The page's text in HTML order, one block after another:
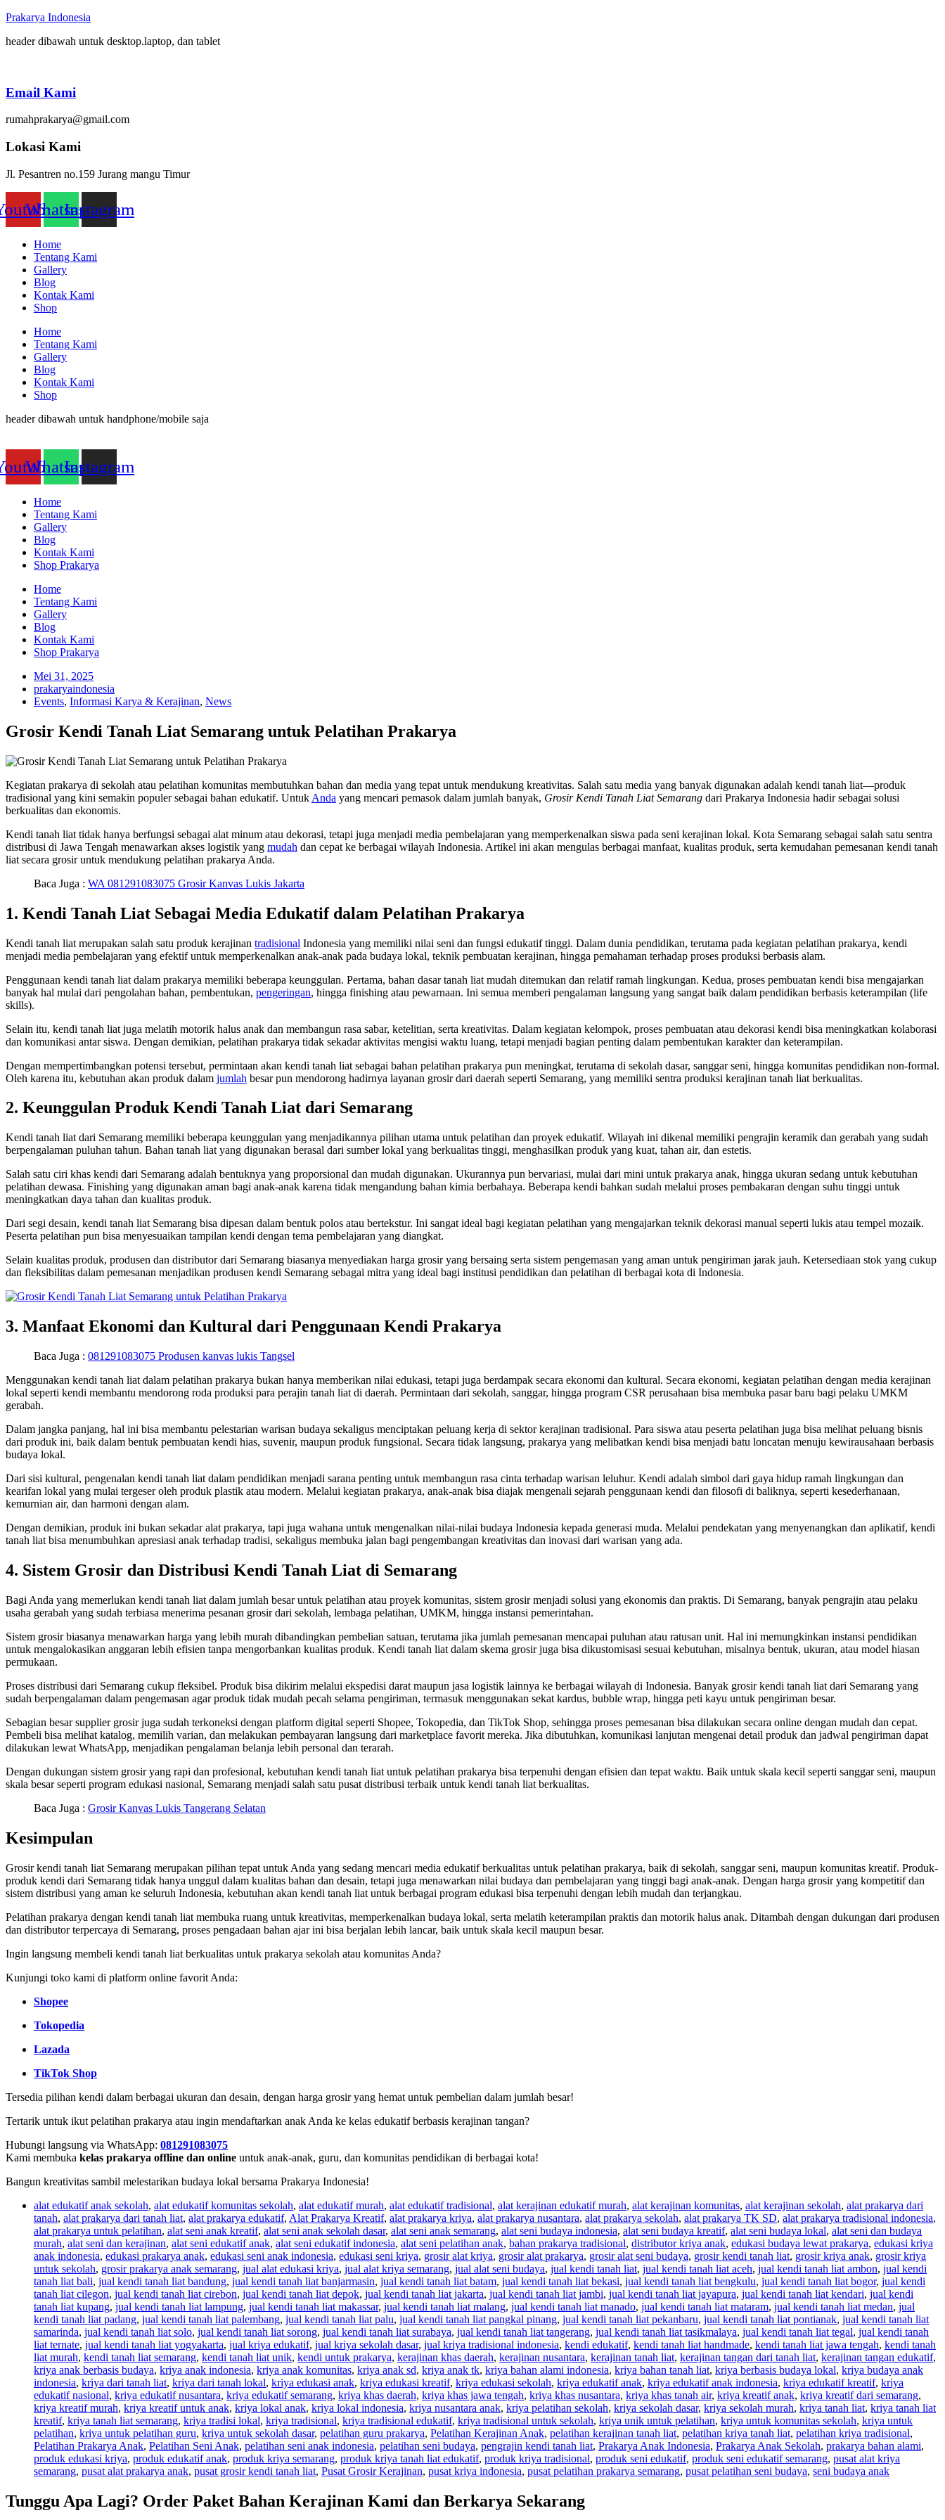
Prakarya Indonesia
header dibawah untuk desktop.laptop, dan tablet
Email Kami
rumahprakarya@gmail.com
Lokasi Kami
Jl. Pesantren no.159 Jurang mangu Timur
WhatsappInstagram
Home
Tentang Kami
Gallery
Blog
Kontak Kami
Shop
Home
Tentang Kami
Gallery
Blog
Kontak Kami
Shop
header dibawah untuk handphone/mobile saja
WhatsappInstagram
Home
Tentang Kami
Gallery
Blog
Kontak Kami
Shop Prakarya
Home
Tentang Kami
Gallery
Blog
Kontak Kami
Shop Prakarya
Mei 31, 2025
prakaryaindonesia
Events, Informasi Karya & Kerajinan, News
Grosir Kendi Tanah Liat Semarang untuk Pelatihan Prakarya
Kegiatan prakarya di sekolah atau pelatihan komunitas membutuhkan bahan dan media yang tepat untuk mendukung kreativitas. Salah satu media yang banyak digunakan adalah kendi tanah liat—produk
tradisional yang kini semakin populer sebagai bahan edukatif. Untuk Anda yang mencari pemasok dalam jumlah banyak, Grosir Kendi Tanah Liat Semarang dari Prakarya Indonesia hadir sebagai solusi
berkualitas dan ekonomis.
Kendi tanah liat tidak hanya berfungsi sebagai alat minum atau dekorasi, tetapi juga menjadi media pembelajaran yang memperkenalkan siswa pada seni kerajinan lokal. Kota Semarang sebagai salah satu sentra
distribusi di Jawa Tengah menawarkan akses logistik yang mudah dan cepat ke berbagai wilayah Indonesia. Artikel ini akan mengulas berbagai manfaat, kualitas produk, serta kemudahan pemesanan kendi tanah
liat secara grosir untuk mendukung pelatihan prakarya Anda.
Baca Juga : WA 081291083075 Grosir Kanvas Lukis Jakarta
1. Kendi Tanah Liat Sebagai Media Edukatif dalam Pelatihan Prakarya
Kendi tanah liat merupakan salah satu produk kerajinan tradisional Indonesia yang memiliki nilai seni dan fungsi edukatif tinggi. Dalam dunia pendidikan, terutama pada kegiatan pelatihan prakarya, kendi
menjadi media pembelajaran yang efektif untuk memperkenalkan anak-anak pada budaya lokal, teknik pembuatan kerajinan, hingga pemahaman terhadap proses produksi berbasis alam.
Penggunaan kendi tanah liat dalam prakarya memiliki beberapa keunggulan. Pertama, bahan dasar tanah liat mudah ditemukan dan relatif ramah lingkungan. Kedua, proses pembuatan kendi bisa mengajarkan
banyak hal mulai dari pengolahan bahan, pembentukan, pengeringan, hingga finishing atau pewarnaan. Ini semua memberi pengalaman langsung yang sangat baik dalam pendidikan berbasis keterampilan (life
skills).
Selain itu, kendi tanah liat juga melatih motorik halus anak dan membangun rasa sabar, ketelitian, serta kreativitas. Dalam kegiatan kelompok, proses pembuatan atau dekorasi kendi bisa meningkatkan kolaborasi
dan komunikasi antar siswa. Dengan demikian, pelatihan prakarya tidak sekadar aktivitas mengisi waktu luang, tetapi menjadi bagian penting dalam pembentukan karakter dan keterampilan.
Dengan mempertimbangkan potensi tersebut, permintaan akan kendi tanah liat sebagai bahan pelatihan prakarya pun meningkat, terutama di sekolah dasar, sanggar seni, hingga komunitas pendidikan non-formal.
Oleh karena itu, kebutuhan akan produk dalam jumlah besar pun mendorong hadirnya layanan grosir dari daerah seperti Semarang, yang memiliki sentra produksi kerajinan tanah liat berkualitas.
2. Keunggulan Produk Kendi Tanah Liat dari Semarang
Kendi tanah liat dari Semarang memiliki beberapa keunggulan yang menjadikannya pilihan utama untuk pelatihan dan proyek edukatif. Wilayah ini dikenal memiliki pengrajin keramik dan gerabah yang sudah
berpengalaman puluhan tahun. Bahan tanah liat yang digunakan berasal dari sumber lokal yang berkualitas tinggi, menghasilkan produk yang kuat, tahan air, dan estetis.
Salah satu ciri khas kendi dari Semarang adalah bentuknya yang proporsional dan mudah digunakan. Ukurannya pun bervariasi, mulai dari mini untuk prakarya anak, hingga ukuran sedang untuk kebutuhan
pelatihan dewasa. Finishing yang digunakan aman bagi anak-anak karena tidak mengandung bahan kimia berbahaya. Beberapa kendi bahkan sudah melalui proses pembakaran dengan suhu tinggi untuk
meningkatkan daya tahan dan kualitas produk.
Dari segi desain, kendi tanah liat Semarang bisa dipesan dalam bentuk polos atau bertekstur. Ini sangat ideal bagi kegiatan pelatihan yang mengajarkan teknik dekorasi manual seperti lukis atau tempel mozaik.
Peserta pelatihan pun bisa menyesuaikan tampilan kendi dengan tema pembelajaran yang diangkat.
Selain kualitas produk, produsen dan distributor dari Semarang biasanya menyediakan harga grosir yang bersaing serta sistem pengemasan yang aman untuk pengiriman jarak jauh. Ketersediaan stok yang cukup
dan fleksibilitas dalam pemesanan menjadikan produsen kendi Semarang sebagai mitra yang ideal bagi institusi pendidikan dan pelatihan di berbagai kota di Indonesia.
3. Manfaat Ekonomi dan Kultural dari Penggunaan Kendi Prakarya
Baca Juga : 081291083075 Produsen kanvas lukis Tangsel
Menggunakan kendi tanah liat dalam pelatihan prakarya bukan hanya memberikan nilai edukasi, tetapi juga berdampak secara ekonomi dan kultural. Secara ekonomi, kegiatan pelatihan dengan media kerajinan
lokal seperti kendi membantu mendorong roda produksi para perajin tanah liat di daerah. Permintaan dari sekolah, sanggar, hingga program CSR perusahaan bisa membuka pasar baru bagi pelaku UMKM
gerabah.
Dalam jangka panjang, hal ini bisa membantu pelestarian warisan budaya sekaligus menciptakan peluang kerja di sektor kerajinan tradisional. Para siswa atau peserta pelatihan juga bisa melihat peluang bisnis
dari produk ini, baik dalam bentuk pembuatan kendi hias, suvenir, maupun produk fungsional. Secara tidak langsung, prakarya yang melibatkan kendi bisa menjadi batu loncatan menuju kewirausahaan berbasis
budaya lokal.
Dari sisi kultural, pengenalan kendi tanah liat dalam pendidikan menjadi sarana penting untuk membangun rasa cinta terhadap warisan leluhur. Kendi adalah simbol dari gaya hidup ramah lingkungan dan
kearifan lokal yang mulai tergeser oleh produk plastik atau modern. Melalui kegiatan prakarya, anak-anak bisa diajak mengenali sejarah penggunaan kendi dan filosofi di baliknya, seperti kesederhanaan,
kemurnian air, dan harmoni dengan alam.
Dengan demikian, produk ini bukan sekadar alat prakarya, tapi juga wahana untuk mengenalkan nilai-nilai budaya Indonesia kepada generasi muda. Melalui pendekatan yang menyenangkan dan aplikatif, kendi
tanah liat bisa menumbuhkan apresiasi anak terhadap tradisi, sekaligus membuka jalan bagi pengembangan kreativitas dan inovasi dari warisan yang ada.
4. Sistem Grosir dan Distribusi Kendi Tanah Liat di Semarang
Bagi Anda yang memerlukan kendi tanah liat dalam jumlah besar untuk pelatihan atau proyek komunitas, sistem grosir menjadi solusi yang ekonomis dan praktis. Di Semarang, banyak pengrajin atau pelaku
usaha gerabah yang sudah terbiasa menerima pesanan grosir dari sekolah, lembaga pelatihan, UMKM, hingga instansi pemerintahan.
Sistem grosir biasanya menawarkan harga yang lebih murah dibandingkan pembelian satuan, terutama jika jumlah pemesanan mencapai puluhan atau ratusan unit. Hal ini memungkinkan instansi pendidikan
untuk mengalokasikan anggaran lebih efisien tanpa mengorbankan kualitas produk. Kendi tanah liat dalam skema grosir juga bisa dikustomisasi sesuai kebutuhan, misalnya bentuk, ukuran, atau model hiasan
permukaan.
Proses distribusi dari Semarang cukup fleksibel. Produk bisa dikirim melalui ekspedisi darat maupun jasa logistik lainnya ke berbagai wilayah di Indonesia. Banyak grosir kendi tanah liat dari Semarang yang
sudah berpengalaman dalam pengemasan agar produk tidak mudah pecah selama pengiriman, termasuk menggunakan sekat kardus, bubble wrap, hingga peti kayu untuk pengiriman besar.
Sebagian besar supplier grosir juga sudah terkoneksi dengan platform digital seperti Shopee, Tokopedia, dan TikTok Shop, sehingga proses pemesanan bisa dilakukan secara online dengan mudah dan cepat.
Pembeli bisa melihat katalog, memilih varian, dan melakukan pembayaran langsung dari marketplace favorit mereka. Jika dibutuhkan, komunikasi lanjutan mengenai detail produk dan jadwal pengiriman dapat
dilakukan lewat WhatsApp, menjadikan pengalaman belanja lebih personal dan terarah.
Dengan dukungan sistem grosir yang rapi dan profesional, kebutuhan kendi tanah liat untuk pelatihan prakarya bisa terpenuhi dengan efisien dan tepat waktu. Baik untuk skala kecil seperti sanggar seni, maupun
skala besar seperti program edukasi nasional, Semarang menjadi salah satu pusat distribusi terbaik untuk kendi tanah liat berkualitas.
Baca Juga : Grosir Kanvas Lukis Tangerang Selatan
Kesimpulan
Grosir kendi tanah liat Semarang merupakan pilihan tepat untuk Anda yang sedang mencari media edukatif berkualitas untuk pelatihan prakarya, baik di sekolah, sanggar seni, maupun komunitas kreatif. Produk-
produk kendi dari Semarang tidak hanya unggul dalam kualitas bahan dan desain, tetapi juga menawarkan nilai budaya dan pembelajaran yang tinggi bagi anak-anak. Dengan harga grosir yang kompetitif dan
sistem distribusi yang aman ke seluruh Indonesia, kebutuhan akan kendi tanah liat untuk berbagai program edukasi bisa terpenuhi dengan lebih mudah dan terjangkau.
Pelatihan prakarya dengan kendi tanah liat membuka ruang untuk kreativitas, memperkenalkan budaya lokal, serta melatih keterampilan praktis dan motorik halus anak. Ditambah dengan dukungan dari produsen
dan distributor terpercaya di Semarang, proses pengadaan bahan ajar ini bisa berjalan lebih lancar, baik untuk skala kecil maupun besar.
Ingin langsung membeli kendi tanah liat berkualitas untuk prakarya sekolah atau komunitas Anda?
Kunjungi toko kami di platform online favorit Anda:
Shopee
Tokopedia
Lazada
TikTok Shop
Tersedia pilihan kendi dalam berbagai ukuran dan desain, dengan harga grosir yang hemat untuk pembelian dalam jumlah besar!
Tertarik untuk ikut pelatihan prakarya atau ingin mendaftarkan anak Anda ke kelas edukatif berbasis kerajinan tangan?
Hubungi langsung via WhatsApp: 081291083075
Kami membuka kelas prakarya offline dan online untuk anak-anak, guru, dan komunitas pendidikan di berbagai kota!
Bangun kreativitas sambil melestarikan budaya lokal bersama Prakarya Indonesia!
alat edukatif anak sekolah, alat edukatif komunitas sekolah, alat edukatif murah, alat edukatif tradisional, alat kerajinan edukatif murah, alat kerajinan komunitas, alat kerajinan sekolah, alat prakarya dari
tanah, alat prakarya dari tanah liat, alat prakarya edukatif, Alat Prakarya Kreatif, alat prakarya kriya, alat prakarya nusantara, alat prakarya sekolah, alat prakarya TK SD, alat prakarya tradisional indonesia,
alat prakarya untuk pelatihan, alat seni anak kreatif, alat seni anak sekolah dasar, alat seni anak semarang, alat seni budaya indonesia, alat seni budaya kreatif, alat seni budaya lokal, alat seni dan budaya
murah, alat seni dan kerajinan, alat seni edukatif anak, alat seni edukatif indonesia, alat seni pelatihan anak, bahan prakarya tradisional, distributor kriya anak, edukasi budaya lewat prakarya, edukasi kriya
anak indonesia, edukasi prakarya anak, edukasi seni anak indonesia, edukasi seni kriya, grosir alat kriya, grosir alat prakarya, grosir alat seni budaya, grosir kendi tanah liat, grosir kriya anak, grosir kriya
untuk sekolah, grosir prakarya anak semarang, jual alat edukasi kriya, jual alat kriya semarang, jual alat seni budaya, jual kendi tanah liat, jual kendi tanah liat aceh, jual kendi tanah liat ambon, jual kendi
tanah liat bali, jual kendi tanah liat bandung, jual kendi tanah liat banjarmasin, jual kendi tanah liat batam, jual kendi tanah liat bekasi, jual kendi tanah liat bengkulu, jual kendi tanah liat bogor, jual kendi
tanah liat cilegon, jual kendi tanah liat cirebon, jual kendi tanah liat depok, jual kendi tanah liat jakarta, jual kendi tanah liat jambi, jual kendi tanah liat jayapura, jual kendi tanah liat kendari, jual kendi
tanah liat kupang, jual kendi tanah liat lampung, jual kendi tanah liat makassar, jual kendi tanah liat malang, jual kendi tanah liat manado, jual kendi tanah liat mataram, jual kendi tanah liat medan, jual
kendi tanah liat padang, jual kendi tanah liat palembang, jual kendi tanah liat palu, jual kendi tanah liat pangkal pinang, jual kendi tanah liat pekanbaru, jual kendi tanah liat pontianak, jual kendi tanah liat
samarinda, jual kendi tanah liat solo, jual kendi tanah liat sorong, jual kendi tanah liat surabaya, jual kendi tanah liat tangerang, jual kendi tanah liat tasikmalaya, jual kendi tanah liat tegal, jual kendi tanah
liat ternate, jual kendi tanah liat yogyakarta, jual kriya edukatif, jual kriya sekolah dasar, jual kriya tradisional indonesia, kendi edukatif, kendi tanah liat handmade, kendi tanah liat jawa tengah, kendi tanah
liat murah, kendi tanah liat semarang, kendi tanah liat unik, kendi untuk prakarya, kerajinan khas daerah, kerajinan nusantara, kerajinan tanah liat, kerajinan tangan dari tanah liat, kerajinan tangan edukatif,
kriya anak berbasis budaya, kriya anak indonesia, kriya anak komunitas, kriya anak sd, kriya anak tk, kriya bahan alami indonesia, kriya bahan tanah liat, kriya berbasis budaya lokal, kriya budaya anak
indonesia, kriya dari tanah liat, kriya dari tanah lokal, kriya edukasi anak, kriya edukasi kreatif, kriya edukasi sekolah, kriya edukatif anak, kriya edukatif anak indonesia, kriya edukatif kreatif, kriya
edukatif nasional, kriya edukatif nusantara, kriya edukatif semarang, kriya khas daerah, kriya khas jawa tengah, kriya khas nusantara, kriya khas tanah air, kriya kreatif anak, kriya kreatif dari semarang,
kriya kreatif murah, kriya kreatif untuk anak, kriya lokal anak, kriya lokal indonesia, kriya nusantara anak, kriya pelatihan sekolah, kriya sekolah dasar, kriya sekolah murah, kriya tanah liat, kriya tanah liat
kreatif, kriya tanah liat semarang, kriya tradisi lokal, kriya tradisional, kriya tradisional edukatif, kriya tradisional untuk sekolah, kriya unik untuk pelatihan, kriya untuk komunitas sekolah, kriya untuk
pelatihan, kriya untuk pelatihan guru, kriya untuk sekolah dasar, pelatihan guru prakarya, Pelatihan Kerajinan Anak, pelatihan kerajinan tanah liat, pelatihan kriya tanah liat, pelatihan kriya tradisional,
Pelatihan Prakarya Anak, Pelatihan Seni Anak, pelatihan seni anak indonesia, pelatihan seni budaya, pengrajin kendi tanah liat, Prakarya Anak Indonesia, Prakarya Anak Sekolah, prakarya bahan alami,
produk edukasi kriya, produk edukatif anak, produk kriya semarang, produk kriya tanah liat edukatif, produk kriya tradisional, produk seni edukatif, produk seni edukatif semarang, pusat alat kriya
semarang, pusat alat prakarya anak, pusat grosir kendi tanah liat, Pusat Grosir Kerajinan, pusat kriya indonesia, pusat pelatihan prakarya semarang, pusat pelatihan seni budaya, seni budaya anak
Tunggu Apa Lagi? Order Paket Bahan Kerajinan Kami dan Berkarya Sekarang